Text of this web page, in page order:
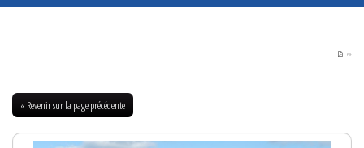
PDF
« Revenir sur la page précédente